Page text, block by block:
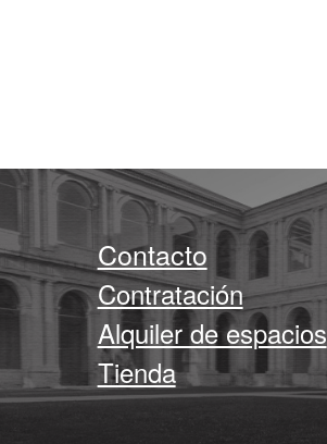
Contacto
Contratación
Alquiler de espacios
Tienda